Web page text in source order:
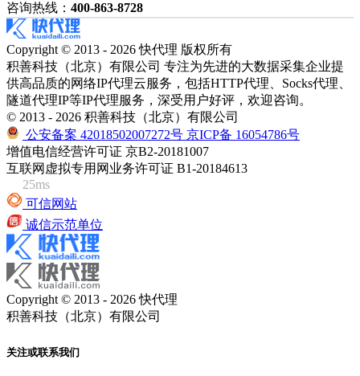
咨询热线： 400-863-8728
Copyright © 2013 - 2026 快代理 版权所有
积善科技（北京）有限公司 专注为先进的大数据采集企业提
供高品质的网络IP代理云服务，包括HTTP代理、Socks代理、
隧道代理IP等IP代理服务，深受用户好评，欢迎咨询。
© 2013 - 2026 积善科技（北京）有限公司
公安备案 42018502007272号 京ICP备 16054786号
增值电信经营许可证 京B2-20181007
互联网虚拟专用网业务许可证 B1-20184613
25ms
可信网站
诚信示范单位
Copyright © 2013 - 2026 快代理
积善科技（北京）有限公司
关注或联系我们